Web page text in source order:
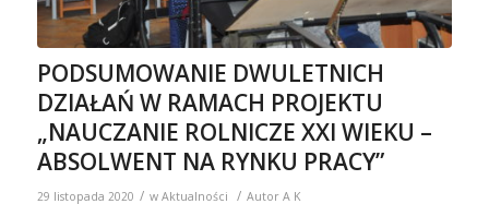
PODSUMOWANIE DWULETNICH
DZIAŁAŃ W RAMACH PROJEKTU
„NAUCZANIE ROLNICZE XXI WIEKU –
ABSOLWENT NA RYNKU PRACY”
29 listopada 2020 / w Aktualności / Autor A K